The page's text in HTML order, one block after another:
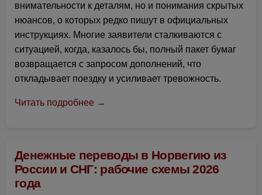
внимательности к деталям, но и понимания скрытых
нюансов, о которых редко пишут в официальных
инструкциях. Многие заявители сталкиваются с
ситуацией, когда, казалось бы, полный пакет бумаг
возвращается с запросом дополнений, что
откладывает поездку и усиливает тревожность.
Читать подробнее →
Денежные переводы в Норвегию из
России и СНГ: рабочие схемы 2026
года